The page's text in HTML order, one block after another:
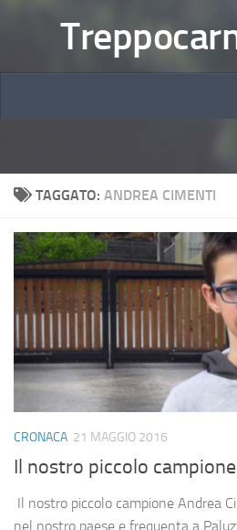
TAGGATO: ANDREA CIMENTI
CRONACA 21 MAGGIO 2016
Il nostro piccolo campione
Il nostro piccolo campione Andrea
nel nostro paese e frequenta a